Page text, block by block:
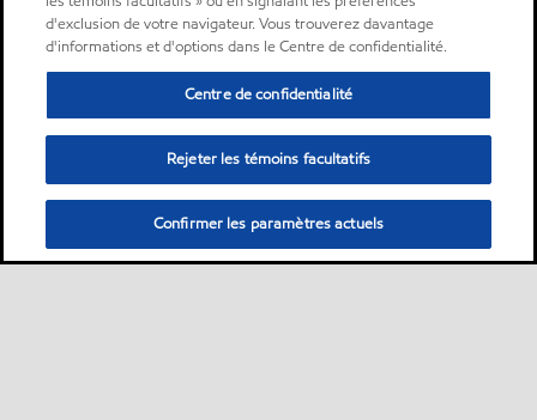
d'exclusion de votre navigateur. Vous trouverez davantage
d'informations et d'options dans le Centre de confidentialité.
Centre de confidentialité
Rejeter les témoins facultatifs
Confirmer les paramètres actuels